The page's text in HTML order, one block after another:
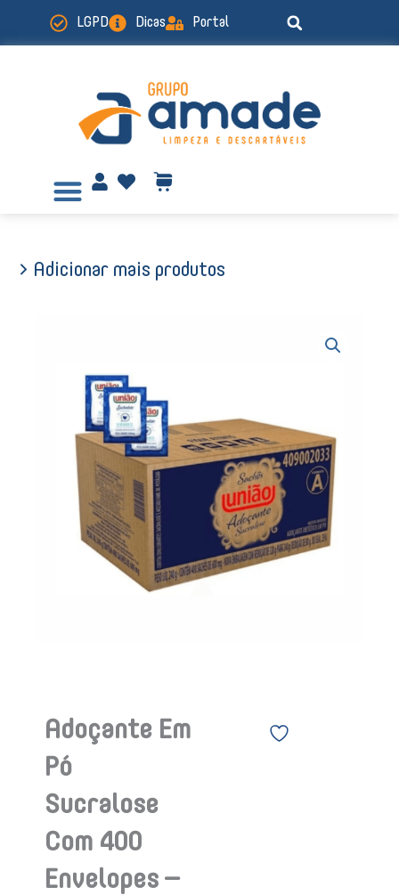
LGPD Dicas Portal
> Adicionar mais produtos
Adoçante Em
Pó
Sucralose
Com 400
Envelopes –